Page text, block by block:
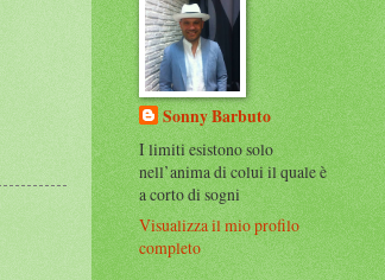
Sonny Barbuto
I limiti esistono solo
nell’anima di colui il quale è
a corto di sogni
Visualizza il mio profilo
completo